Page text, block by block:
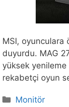
MSI, oyunculara
duyurdu. MAG
yüksek yenileme
rekabetçi oyun
Kategoriler
Monitör